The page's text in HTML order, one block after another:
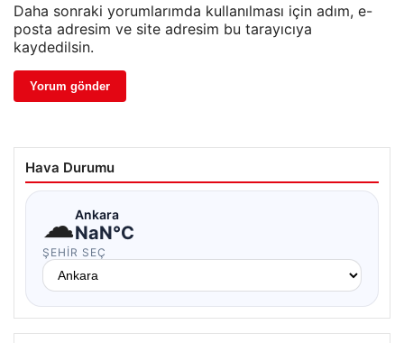
Daha sonraki yorumlarımda kullanılması için adım, e-
posta adresim ve site adresim bu tarayıcıya
kaydedilsin.
Hava Durumu
☁Ankara
NaN°C
ŞEHIR SEÇ